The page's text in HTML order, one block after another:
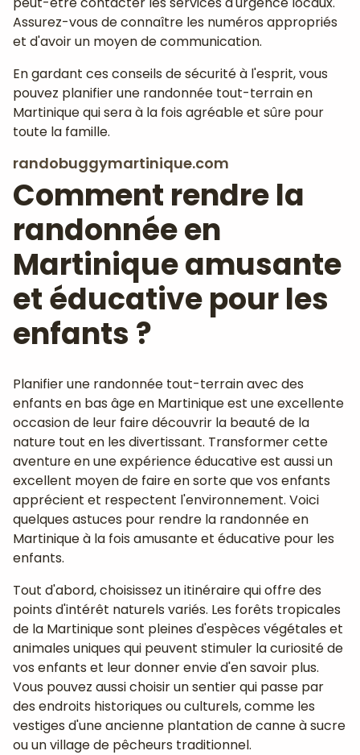
Assurez-vous de connaître les numéros appropriés
et d'avoir un moyen de communication.
En gardant ces conseils de sécurité à l'esprit, vous
pouvez planifier une randonnée tout-terrain en
Martinique qui sera à la fois agréable et sûre pour
toute la famille.
randobuggymartinique.com
Comment rendre la
randonnée en
Martinique amusante
et éducative pour les
enfants ?
Planifier une randonnée tout-terrain avec des
enfants en bas âge en Martinique est une excellente
occasion de leur faire découvrir la beauté de la
nature tout en les divertissant. Transformer cette
aventure en une expérience éducative est aussi un
excellent moyen de faire en sorte que vos enfants
apprécient et respectent l'environnement. Voici
quelques astuces pour rendre la randonnée en
Martinique à la fois amusante et éducative pour les
enfants.
Tout d'abord, choisissez un itinéraire qui offre des
points d'intérêt naturels variés. Les forêts tropicales
de la Martinique sont pleines d'espèces végétales et
animales uniques qui peuvent stimuler la curiosité de
vos enfants et leur donner envie d'en savoir plus.
Vous pouvez aussi choisir un sentier qui passe par
des endroits historiques ou culturels, comme les
vestiges d'une ancienne plantation de canne à sucre
ou un village de pêcheurs traditionnel.